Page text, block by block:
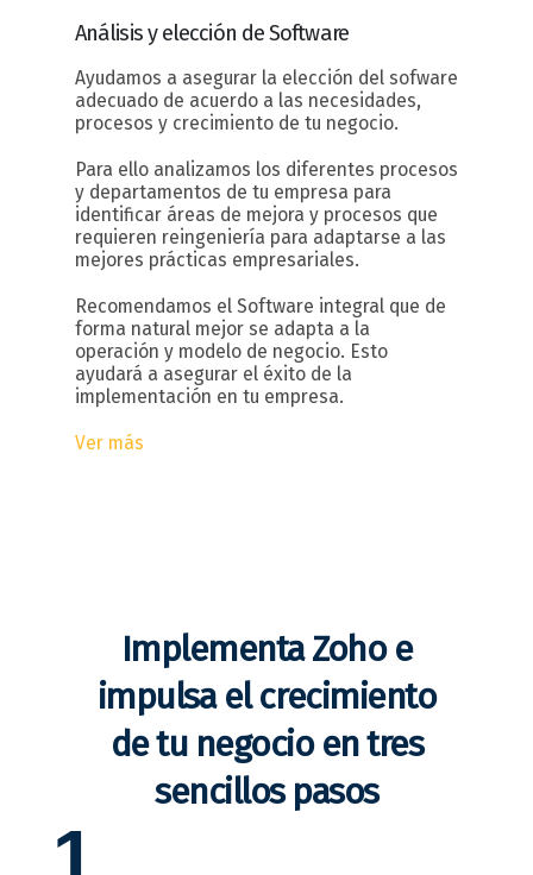
Análisis y elección de Software
Ayudamos a asegurar la elección del sofware
adecuado de acuerdo a las necesidades,
procesos y crecimiento de tu negocio.
Para ello analizamos los diferentes procesos
y departamentos de tu empresa para
identificar áreas de mejora y procesos que
requieren reingeniería para adaptarse a las
mejores prácticas empresariales.
Recomendamos el Software integral que de
forma natural mejor se adapta a la
operación y modelo de negocio. Esto
ayudará a asegurar el éxito de la
implementación en tu empresa.
Ver más
Implementa Zoho e
impulsa el crecimiento
de tu negocio en tres
sencillos pasos